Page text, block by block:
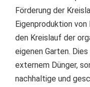
Förderung der
Eigenproduktion
den Kreislauf der
eigenen Garten.
externem Dünger,
nachhaltige und